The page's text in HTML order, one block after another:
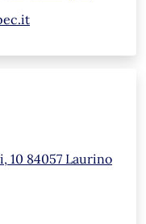
10 84057 Laurino